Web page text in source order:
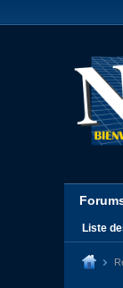
Liste